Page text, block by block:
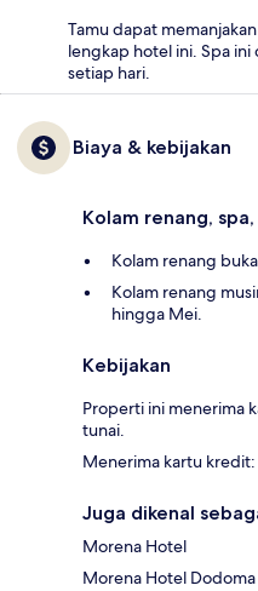
Tamu dapat
lengkap hotel ini. Spa
setiap hari.
Biaya & kebijakan
Kolam renang,
Kolam renang
Kolam renang
hingga Mei.
Kebijakan
Properti ini menerima
tunai.
Menerima kartu
Juga dikenal
Morena Hotel
Morena Hotel